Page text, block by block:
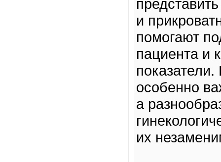
и
помогают
пациента и
особенно
а
их